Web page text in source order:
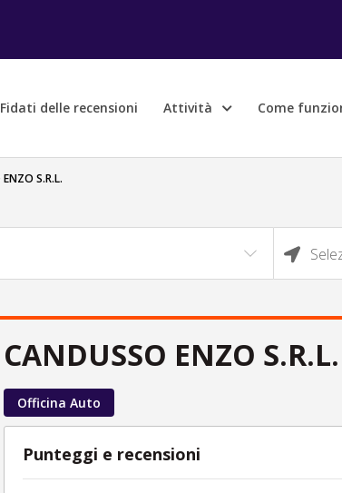
Fidati delle recensioni Attività Come
S.R.L.
CANDUSSO ENZO S.R.L.
Officina Auto
Punteggi e recensioni